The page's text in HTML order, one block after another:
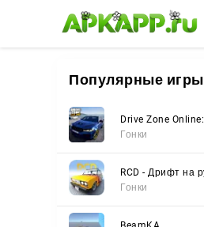
🌸 🌼 🌺
Популярные игры
Гонки
Гонки